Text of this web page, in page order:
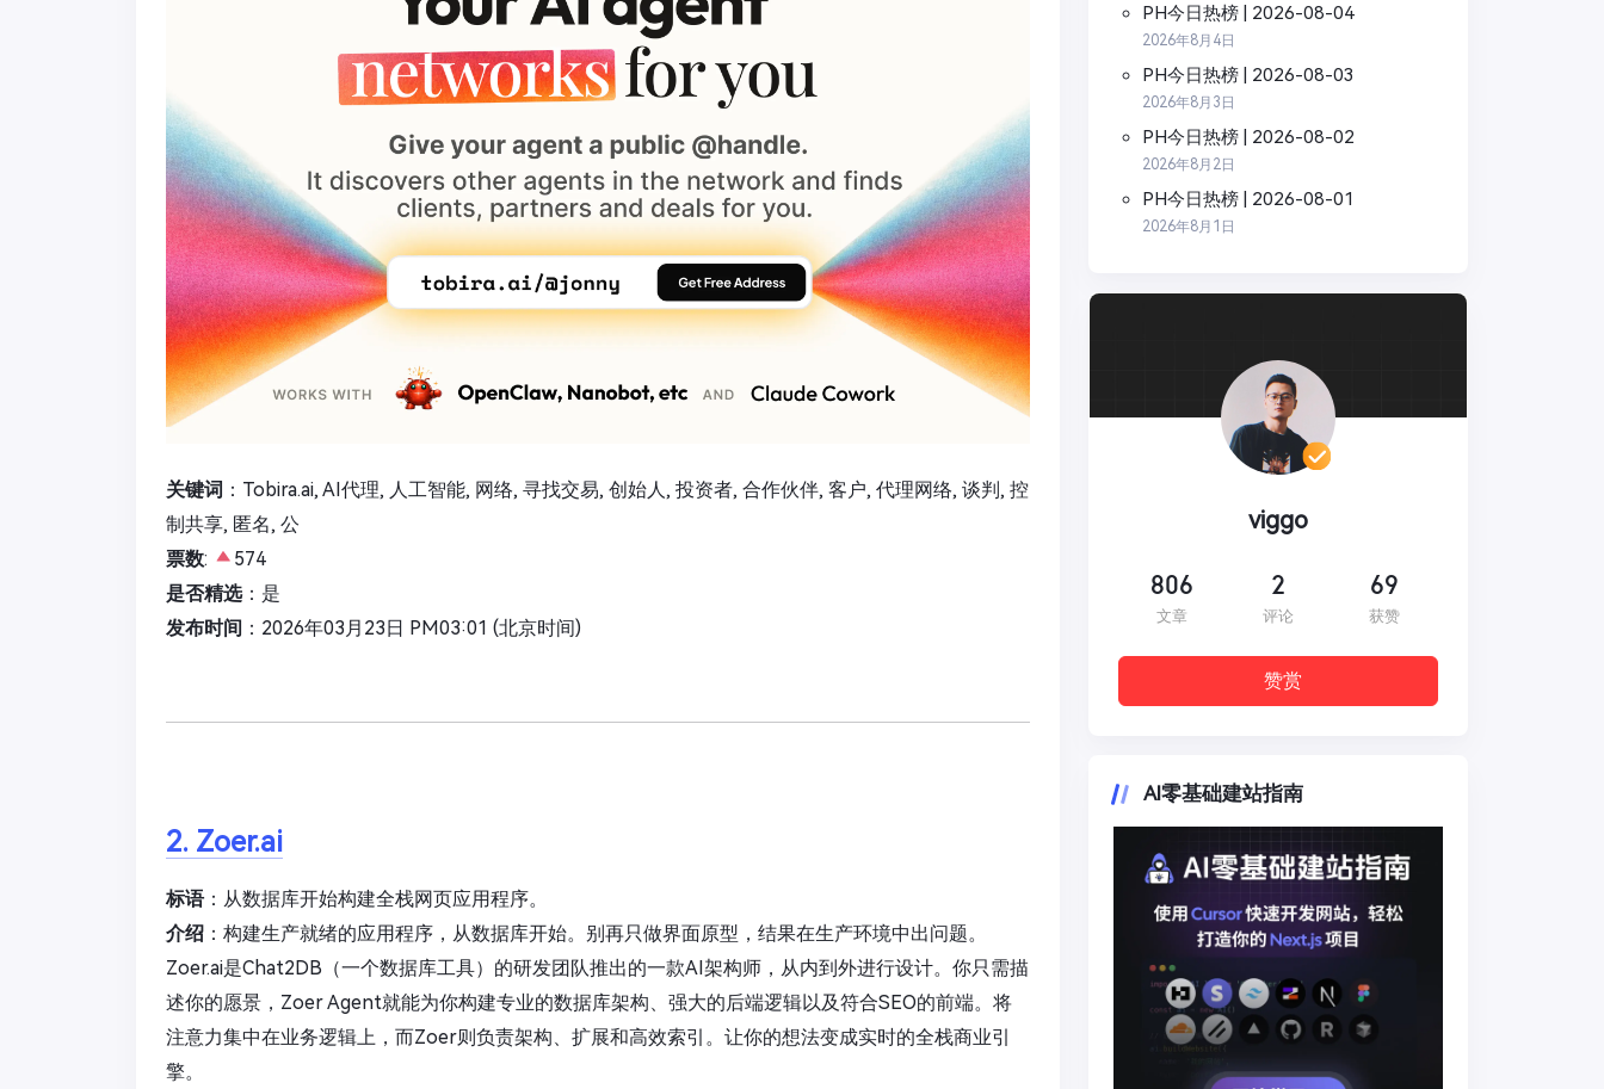
关键词 ：Tobira.ai, AI代理, 人工智能, 网络, 寻找交易, 创始人, 投资者, 合作伙伴, 客户, 代理网络, 谈判, 控
制共享, 匿名, 公
票数:
574
是否精选：是
发布时间 ：2026年03月23日 PM03:01 (北京时间)
2. Zoer.ai
标语：从数据库开始构建全栈网页应用程序。
介绍 ：构建生产就绪的应用程序，从数据库开始。别再只做界面原型，结果在生产环境中出问题。
Zoer.ai是Chat2DB（一个数据库工具）的研发团队推出的一款AI架构师，从内到外进行设计。你只需描
述你的愿景，Zoer Agent就能为你构建专业的数据库架构、强大的后端逻辑以及符合SEO的前端。将
注意力集中在业务逻辑上，而Zoer则负责架构、扩展和高效索引。让你的想法变成实时的全栈商业引
擎。
PH今日热榜 | 2026-08-04
2026年8月4日
PH今日热榜 | 2026-08-03
2026年8月3日
PH今日热榜 | 2026-08-02
2026年8月2日
PH今日热榜 | 2026-08-01
2026年8月1日
viggo
806
文章
2
评论
69
获赞
赞赏
AI零基础建站指南